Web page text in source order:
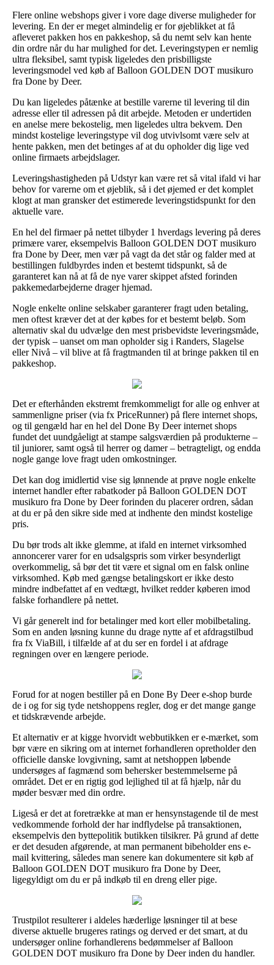
Flere online webshops giver i vore dage diverse muligheder for
levering. En der er meget almindelig er for øjeblikket at få
afleveret pakken hos en pakkeshop, så du nemt selv kan hente
din ordre når du har mulighed for det. Leveringstypen er nemlig
ultra fleksibel, samt typisk ligeledes den prisbilligste
leveringsmodel ved køb af Balloon GOLDEN DOT musikuro
fra Done by Deer.
Du kan ligeledes påtænke at bestille varerne til levering til din
adresse eller til adressen på dit arbejde. Metoden er undertiden
en anelse mere bekostelig, men ligeledes ultra bekvem. Den
mindst kostelige leveringstype vil dog utvivlsomt være selv at
hente pakken, men det betinges af at du opholder dig lige ved
online firmaets arbejdslager.
Leveringshastigheden på Udstyr kan være ret så vital ifald vi har
behov for varerne om et øjeblik, så i det øjemed er det komplet
klogt at man gransker det estimerede leveringstidspunkt for den
aktuelle vare.
En hel del firmaer på nettet tilbyder 1 hverdags levering på deres
primære varer, eksempelvis Balloon GOLDEN DOT musikuro
fra Done by Deer, men vær på vagt da det står og falder med at
bestillingen fuldbyrdes inden et bestemt tidspunkt, så de
garanteret kan nå at få de nye varer skippet afsted forinden
pakkemedarbejderne drager hjemad.
Nogle enkelte online selskaber garanterer fragt uden betaling,
men oftest kræver det at der købes for et bestemt beløb. Som
alternativ skal du udvælge den mest prisbevidste leveringsmåde,
der typisk – uanset om man opholder sig i Randers, Slagelse
eller Nivå – vil blive at få fragtmanden til at bringe pakken til en
pakkeshop.
Det er efterhånden ekstremt fremkommeligt for alle og enhver at
sammenligne priser (via fx PriceRunner) på flere internet shops,
og til gengæld har en hel del Done By Deer internet shops
fundet det uundgåeligt at stampe salgsværdien på produkterne –
til juniorer, samt også til herrer og damer – betragteligt, og endda
nogle gange love fragt uden omkostninger.
Det kan dog imidlertid vise sig lønnende at prøve nogle enkelte
internet handler efter rabatkoder på Balloon GOLDEN DOT
musikuro fra Done by Deer forinden du placerer ordren, sådan
at du er på den sikre side med at indhente den mindst kostelige
pris.
Du bør trods alt ikke glemme, at ifald en internet virksomhed
annoncerer varer for en udsalgspris som virker besynderligt
overkommelig, så bør det tit være et signal om en falsk online
virksomhed. Køb med gængse betalingskort er ikke desto
mindre indbefattet af en vedtægt, hvilket redder køberen imod
falske forhandlere på nettet.
Vi går generelt ind for betalinger med kort eller mobilbetaling.
Som en anden løsning kunne du drage nytte af et afdragstilbud
fra fx ViaBill, i tilfælde af at du ser en fordel i at afdrage
regningen over en længere periode.
Forud for at nogen bestiller på en Done By Deer e-shop burde
de i og for sig tyde netshoppens regler, dog er det mange gange
et tidskrævende arbejde.
Et alternativ er at kigge hvorvidt webbutikken er e-mærket, som
bør være en sikring om at internet forhandleren opretholder den
officielle danske lovgivning, samt at netshoppen løbende
undersøges af fagmænd som behersker bestemmelserne på
området. Det er en rigtig god lejlighed til at få hjælp, når du
møder besvær med din ordre.
Ligeså er det at foretrække at man er hensynstagende til de mest
vedkommende forhold der har indflydelse på transaktionen,
eksempelvis den byttepolitik butikken tilsikrer. På grund af dette
er det desuden afgørende, at man permanent bibeholder ens e-
mail kvittering, således man senere kan dokumentere sit køb af
Balloon GOLDEN DOT musikuro fra Done by Deer,
ligegyldigt om du er på indkøb til en dreng eller pige.
Trustpilot resulterer i aldeles hæderlige løsninger til at bese
diverse aktuelle brugeres ratings og derved er det smart, at du
undersøger online forhandlerens bedømmelser af Balloon
GOLDEN DOT musikuro fra Done by Deer inden du handler.